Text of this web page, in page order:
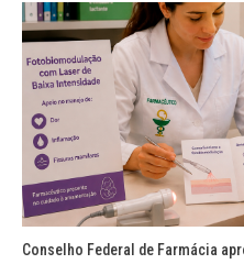
Conselho Federal de Farmácia